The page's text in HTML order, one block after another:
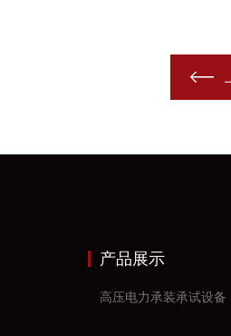
产品展示
高压电力承装承试设备